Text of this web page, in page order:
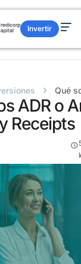
Invertir
› Qué
ADR o
Receipts